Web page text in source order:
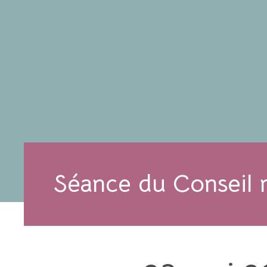
Séance du Conseil